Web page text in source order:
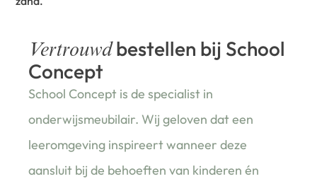
Vertrouwdbestellen bij School
Concept
School Concept is de specialist in
onderwijsmeubilair. Wij geloven dat een
leeromgeving inspireert wanneer deze
aansluit bij de behoeften van kinderen én